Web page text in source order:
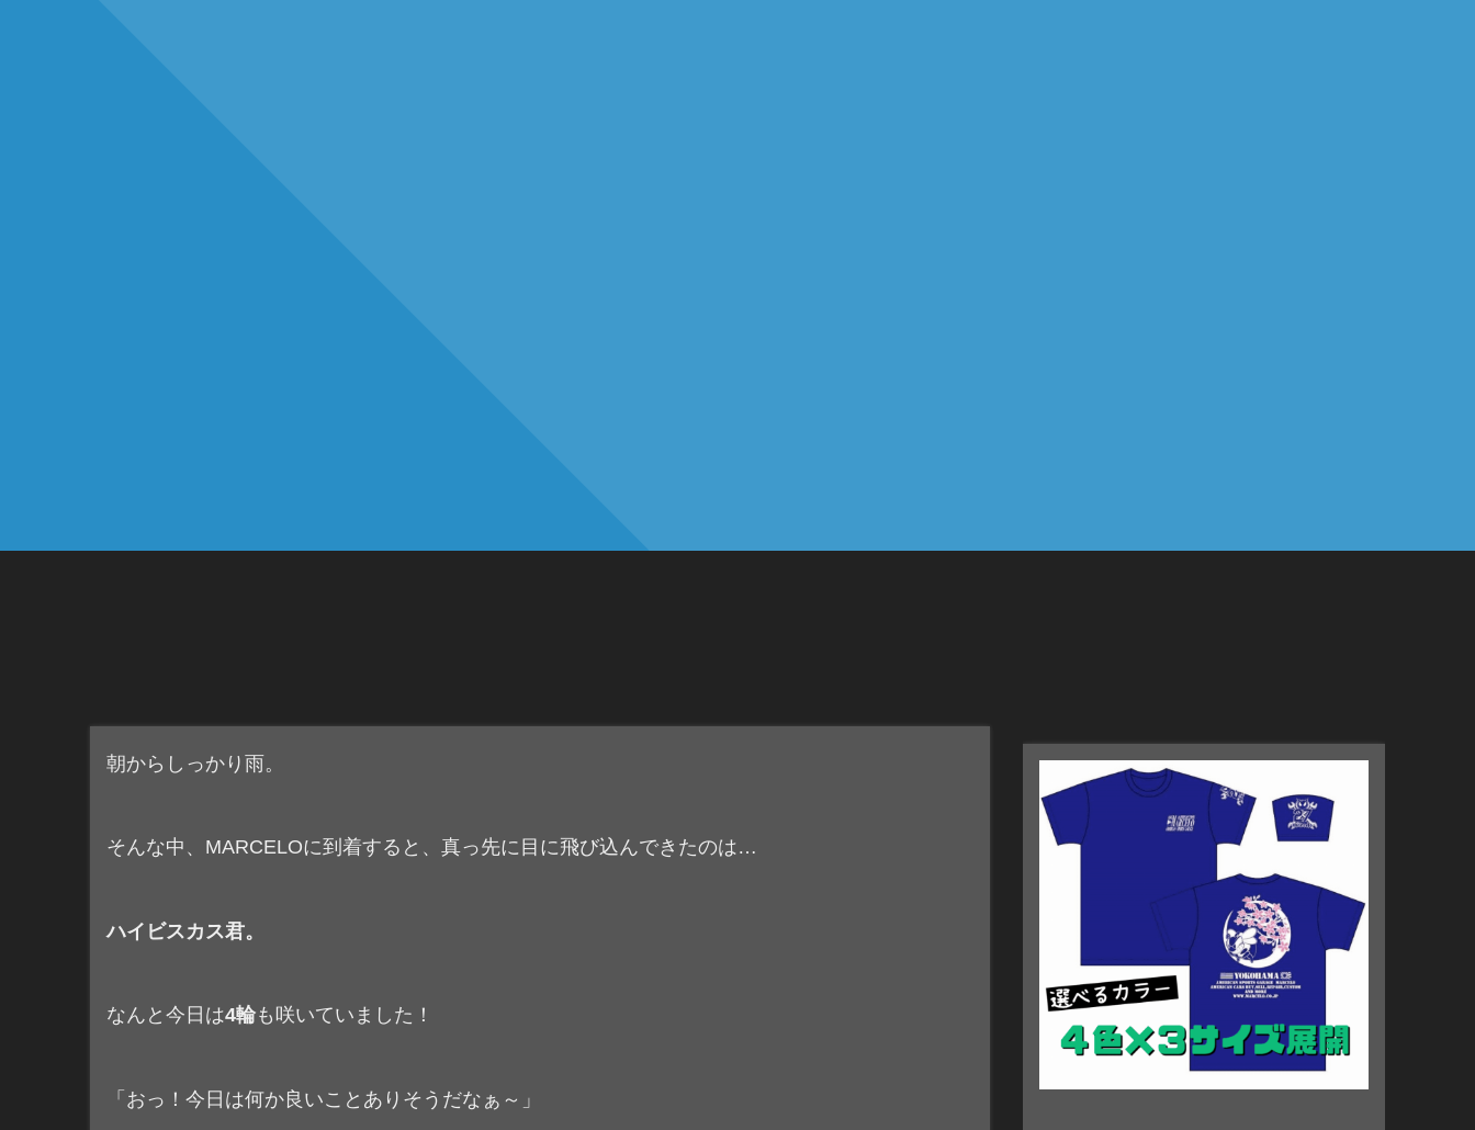
朝からしっかり雨。
そんな中、MARCELOに到着すると、真っ先に目に飛び込んできたのは…
ハイビスカス君。
なんと今日は4輪も咲いていました！
「おっ！今日は何か良いことありそうだなぁ～」